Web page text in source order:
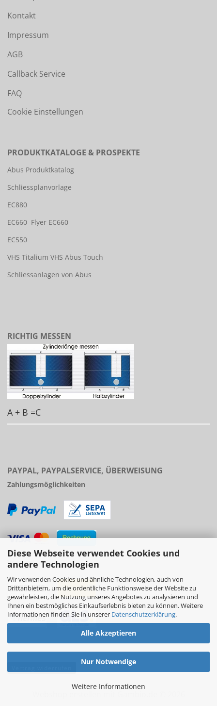
Diese Webseite verwendet Cookies und
andere Technologien
Wir verwenden Cookies und ähnliche Technologien, auch von
Drittanbietern, um die ordentliche Funktionsweise der Website zu
gewährleisten, die Nutzung unseres Angebotes zu analysieren und
Ihnen ein bestmögliches Einkaufserlebnis bieten zu können. Weitere
Informationen finden Sie in unserer Datenschutzerklärung.
Alle Akzeptieren
Nur Notwendige
Weitere Informationen
Kontakt
Impressum
AGB
Callback Service
FAQ
Cookie Einstellungen
PRODUKTKATALOGE & PROSPEKTE
Abus Produktkatalog
Schliessplanvorlage
EC880
EC660 Flyer EC660
EC550
VHS Titalium VHS Abus Touch
Schliessanlagen von Abus
RICHTIG MESSEN
A + B =C
PAYPAL, PAYPALSERVICE, ÜBERWEISUNG
Zahlungsmöglichkeiten
Versand